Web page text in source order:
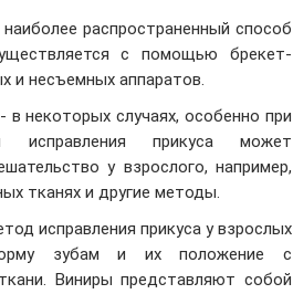
распространенный способ
с помощью брекет-
и несъемных аппаратов.
- в некоторых случаях, особенно при
исправления прикуса может
у взрослого, например,
тканях и другие методы.
исправления прикуса у взрослых
зубам и их положение с
Виниры представляют собой